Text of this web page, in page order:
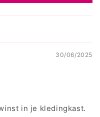
30/06/2025
in je kledingkast.